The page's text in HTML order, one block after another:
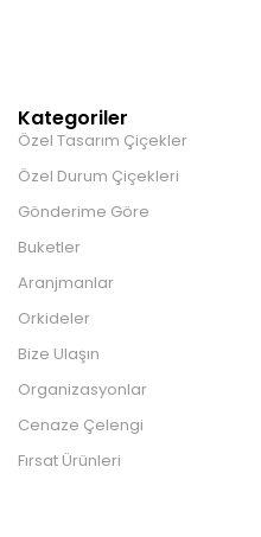
Kategoriler
Özel Tasarım Çiçekler
Özel Durum Çiçekleri
Gönderime Göre
Buketler
Aranjmanlar
Orkideler
Bize Ulaşın
Organizasyonlar
Cenaze Çelengi
Fırsat Ürünleri